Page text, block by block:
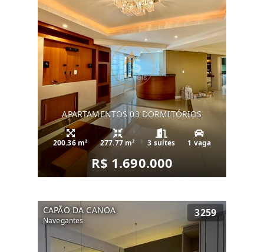
APARTAMENTOS 03 DORMITÓRIOS
200.36 m² 277.77 m² 3 suítes 1 vaga
R$ 1.690.000
CAPÃO DA CANOA
Navegantes
3259